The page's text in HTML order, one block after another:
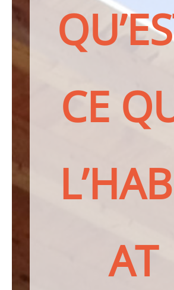
CE
AT